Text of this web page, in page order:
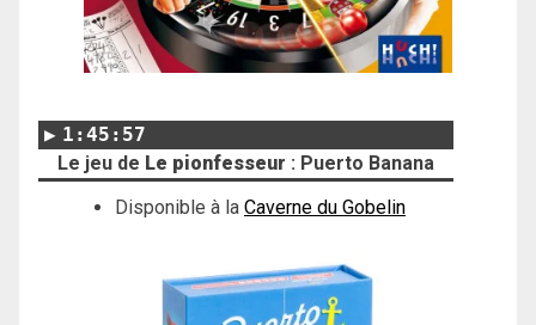
1:45:57
Le jeu de Le pionfesseur : Puerto Banana
Disponible à la Caverne du Gobelin